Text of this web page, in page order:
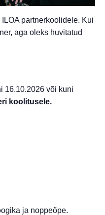
partnerkoolidele. Kui
aga oleks huvitatud
16.10.2026 või kuni
koolitusele.
ja noppeõpe.